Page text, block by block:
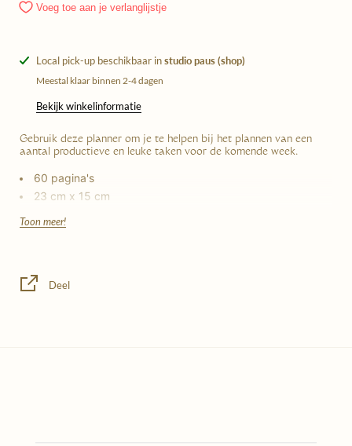
Voeg toe aan je verlanglijstje
Local pick-up beschikbaar instudio paus (shop)
Meestal klaar binnen 2-4 dagen
Bekijk winkelinformatie
Gebruik deze planner om je te helpen bij het plannen van een
aantal productieve en leuke taken voor de komende week.
60 pagina's
23 cm x 15 cm
Toon meer!
Deel